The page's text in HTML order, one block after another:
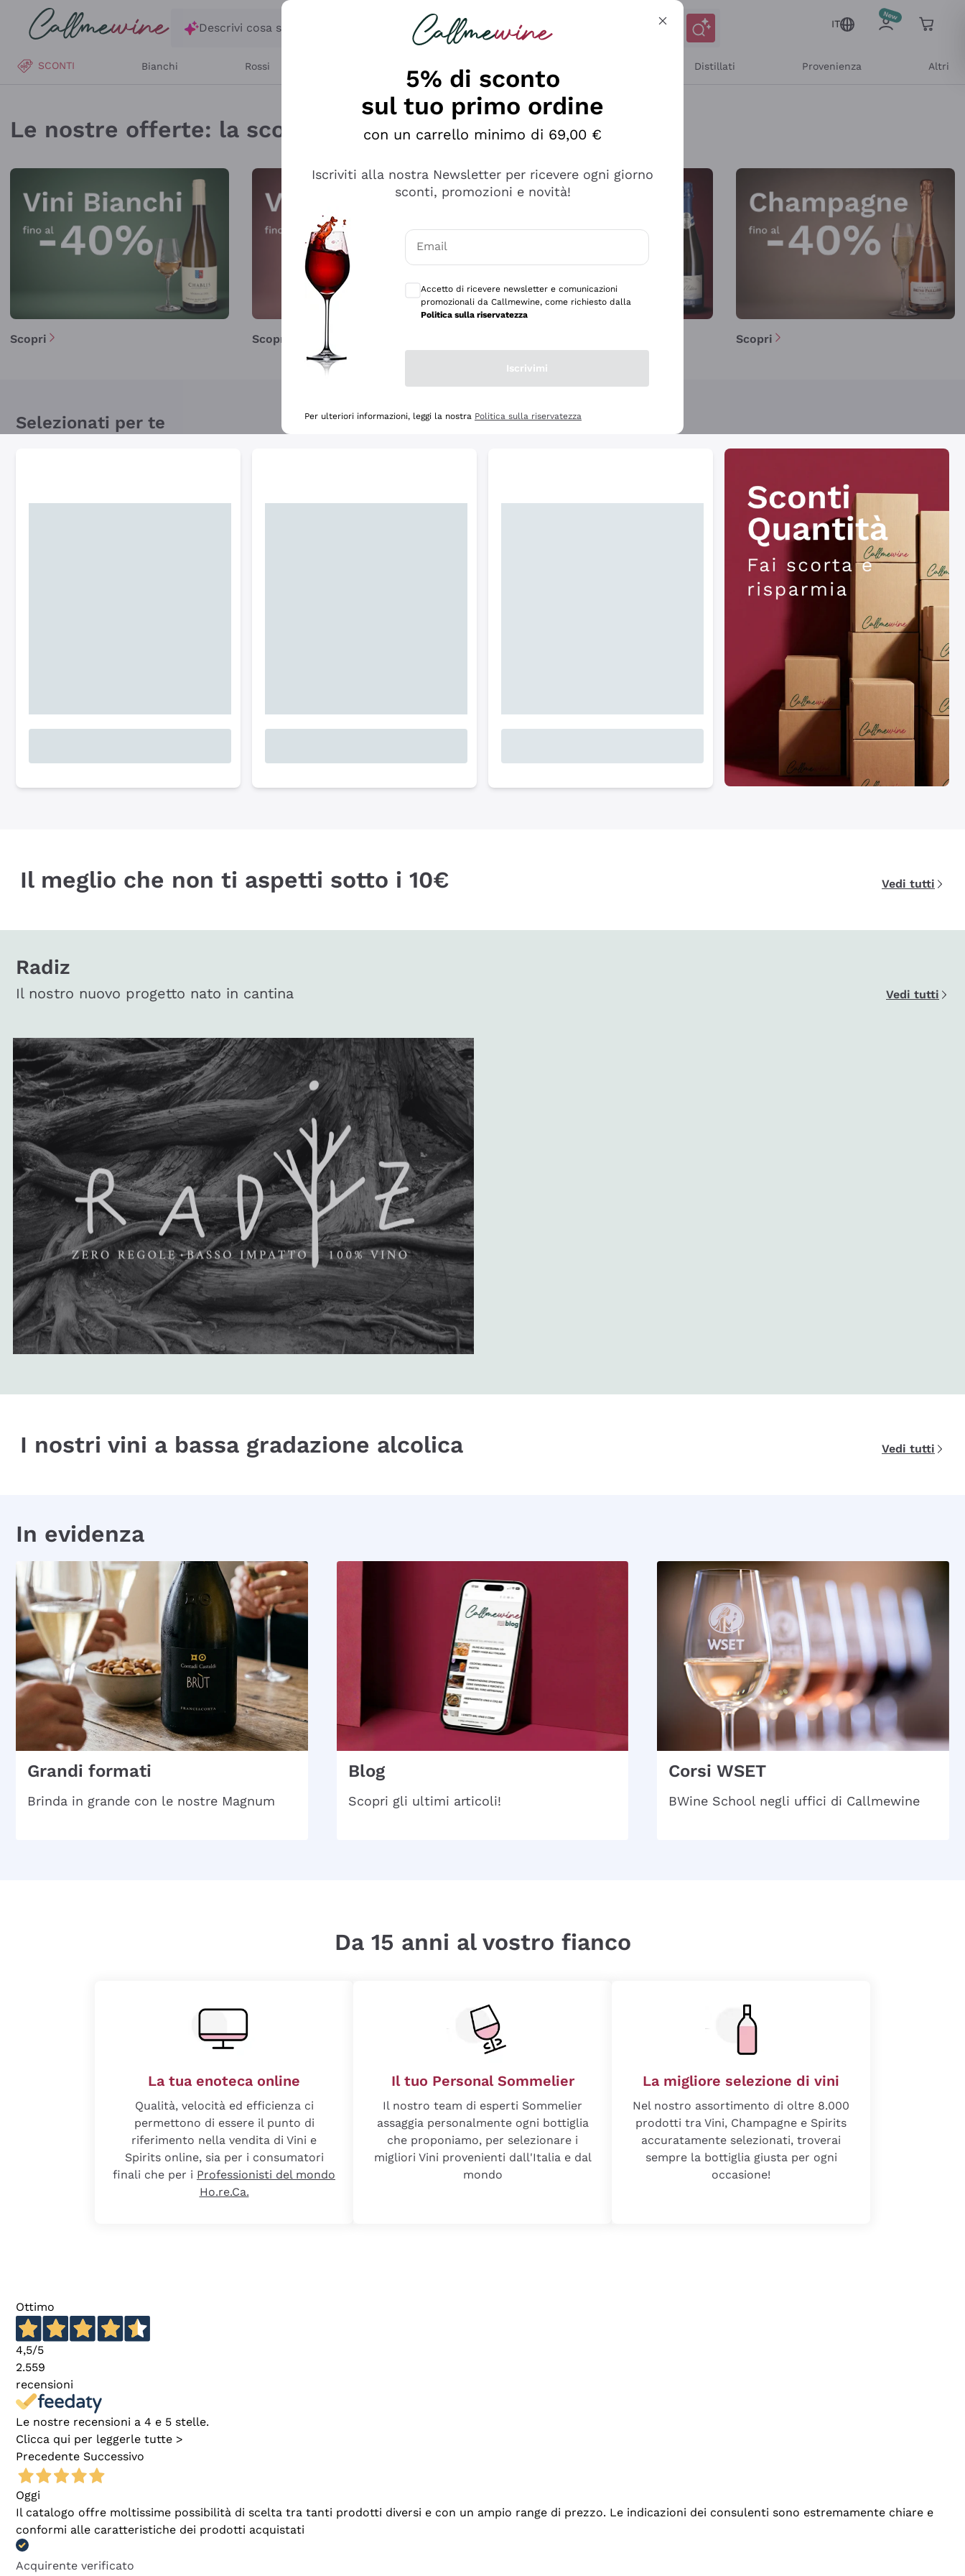
Salta al contenuto principale
Descrivi cosa stai cercando
IT
SCONTI Bianchi Rossi Distillati Provenienza Altri
Callmewine: Vendita Vino Online, Enoteca e Shop Online
Le nostre offerte: la scorta perfetta inizia da qui!
Scopri Scopri Scopri
Selezionati per te
Il meglio che non ti aspetti sotto i 10€ Vedi tutti
Radiz
Il nostro nuovo progetto nato in cantina Vedi tutti
I nostri vini a bassa gradazione alcolica Vedi tutti
In evidenza
Grandi formati
Brinda in grande con le nostre Magnum
Blog
Scopri gli ultimi articoli!
Corsi WSET
BWine School negli uffici di Callmewine
Da 15 anni al vostro fianco
La tua enoteca online
Qualità, velocità ed efficienza ci
permettono di essere il punto di
riferimento nella vendita di Vini e
Spirits online, sia per i consumatori
finali che per i Professionisti del mondo
Ho.re.Ca.
Il tuo Personal Sommelier
Il nostro team di esperti Sommelier
assaggia personalmente ogni bottiglia
che proponiamo, per selezionare i
migliori Vini provenienti dall'Italia e dal
mondo
La migliore selezione di vini
Nel nostro assortimento di oltre 8.000
prodotti tra Vini, Champagne e Spirits
accuratamente selezionati, troverai
sempre la bottiglia giusta per ogni
occasione!
Ottimo
4,5/5
2.559
recensioni
Le nostre recensioni a 4 e 5 stelle.
Clicca qui per leggerle tutte >
Precedente Successivo
Oggi
Il catalogo offre moltissime possibilità di scelta tra tanti prodotti diversi e con un ampio range di prezzo. Le indicazioni dei consulenti sono estremamente chiare e
conformi alle caratteristiche dei prodotti acquistati
Acquirente verificato
5% di sconto
sul tuo primo ordine
con un carrello minimo di 69,00 €
Iscriviti alla nostra Newsletter per ricevere ogni giorno
sconti, promozioni e novità!
Email
Consensi opzionali per ricevere comunicazioni e offerte personalizzate
Accetto di ricevere newsletter e comunicazioni
promozionali da Callmewine, come richiesto dalla
Politica sulla riservatezza
Iscrivimi
Per ulteriori informazioni, leggi la nostra Politica sulla riservatezza